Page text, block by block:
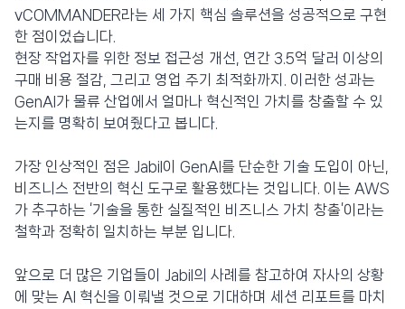
vCOMMANDER라는 세 가지 핵심 솔루션을 성공적으로 구현
한 점이었습니다.
현장 작업자를 위한 정보 접근성 개선, 연간 3.5억 달러 이상의
구매 비용 절감, 그리고 영업 주기 최적화까지. 이러한 성과는
GenAI가 물류 산업에서 얼마나 혁신적인 가치를 창출할 수 있
는지를 명확히 보여줬다고 봅니다.
가장 인상적인 점은 Jabil이 GenAI를 단순한 기술 도입이 아닌,
비즈니스 전반의 혁신 도구로 활용했다는 것입니다. 이는 AWS
가 추구하는 ‘기술을 통한 실질적인 비즈니스 가치 창출’이라는
철학과 정확히 일치하는 부분 입니다.
앞으로 더 많은 기업들이 Jabil의 사례를 참고하여 자사의 상황
에 맞는 AI 혁신을 이뤄낼 것으로 기대하며 세션 리포트를 마치